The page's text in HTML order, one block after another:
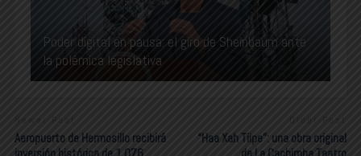
Poder digital en pausa: el giro de Sheinbaum ante
la polémica legislativa
Newer Post
Aeropuerto de Hermosillo recibirá
inversión histórica de 1,076
“Haa Xah Tiipe”: una obra original
de La Cachimba Teatro